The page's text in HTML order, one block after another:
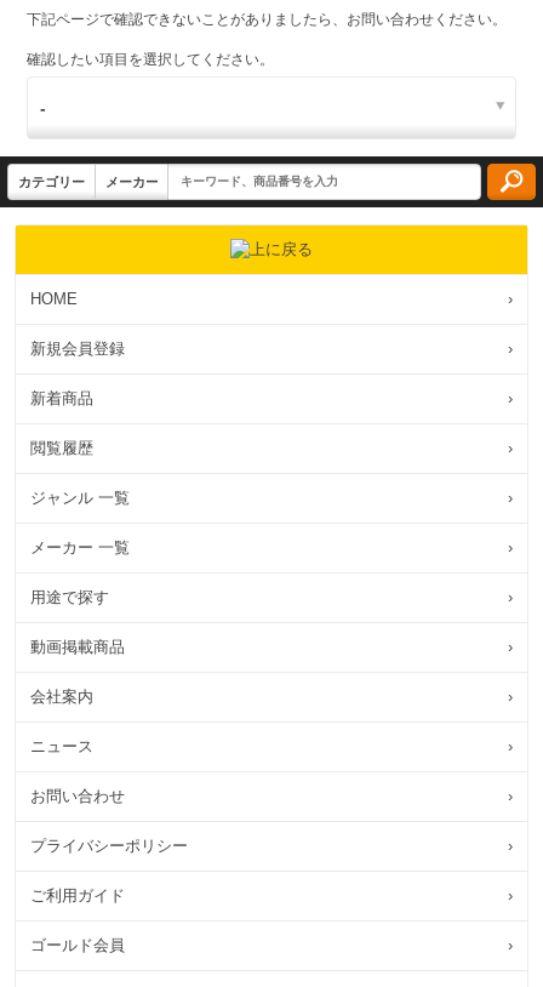
下記ページで確認できないことがありましたら、お問い合わせください。
確認したい項目を選択してください。
HOME ›
新規会員登録 ›
新着商品 ›
閲覧履歴 ›
ジャンル 一覧 ›
メーカー 一覧 ›
用途で探す ›
動画掲載商品 ›
会社案内 ›
ニュース ›
お問い合わせ ›
プライバシーポリシー ›
ご利用ガイド ›
ゴールド会員 ›